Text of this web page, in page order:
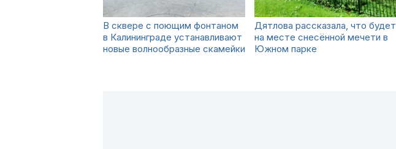
В сквере с поющим фонтаном
в Калининграде устанавливают
новые волнообразные скамейки
Дятлова рассказала, что будет
на месте снесённой мечети в
Южном парке